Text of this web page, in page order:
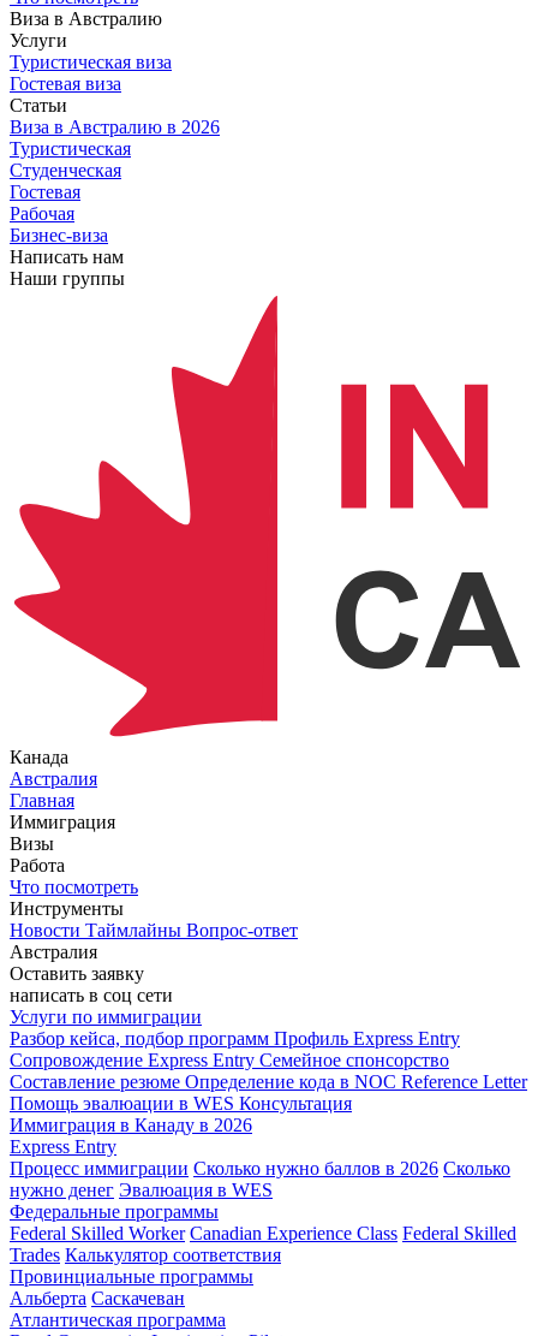
Виза в Австралию
Услуги
Туристическая виза
Гостевая виза
Статьи
Виза в Австралию в 2026
Туристическая
Студенческая
Гостевая
Рабочая
Бизнес-виза
Написать нам
Наши группы
Канада
Австралия
Главная
Иммиграция
Визы
Работа
Что посмотреть
Инструменты
Новости Таймлайны Вопрос-ответ
Австралия
Оставить заявку
написать в соц сети
Услуги по иммиграции
Разбор кейса, подбор программ Профиль Express Entry
Сопровождение Express Entry Семейное спонсорство
Составление резюме Определение кода в NOC Reference Letter
Помощь эвалюации в WES Консультация
Иммиграция в Канаду в 2026
Express Entry
Процесс иммиграции Сколько нужно баллов в 2026 Сколько
нужно денег Эвалюация в WES
Федеральные программы
Federal Skilled Worker Canadian Experience Class Federal Skilled
Trades Калькулятор соответствия
Провинциальные программы
Альберта Саскачеван
Атлантическая программа